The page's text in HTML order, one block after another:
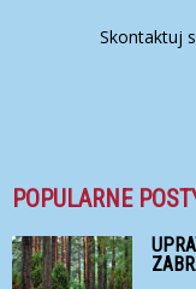
Skontaktuj
POPULARNE